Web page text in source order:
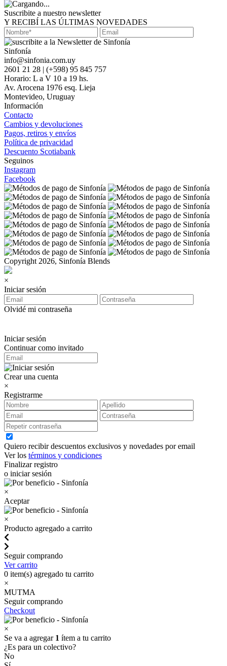
Suscribite a nuestro newsletter
Y RECIBÍ LAS ÚLTIMAS NOVEDADES
Sinfonía
info@sinfonia.com.uy
2601 21 28 | (+598) 95 845 757
Horario: L a V 10 a 19 hs.
Av. Arocena 1976 esq. Lieja
Montevideo, Uruguay
Información
Contacto
Cambios y devoluciones
Pagos, retiros y envíos
Política de privacidad
Descuento Scotiabank
Seguinos
Instagram
Facebook
Copyright 2026, Sinfonía Blends
×
Iniciar sesión
Olvidé mi contraseña
Iniciar sesión
Continuar como invitado
Crear una cuenta
×
Registrarme
Quiero recibir descuentos exclusivos y novedades por email
Ver los términos y condiciones
Finalizar registro
o iniciar sesión
×
Aceptar
×
Producto agregado a carrito
Seguir comprando
Ver carrito
0 item(s) agregado tu carrito
×
MUTMA
Seguir comprando
Checkout
×
Se va a agregar 1 ítem a tu carrito
¿Es para un colectivo?
No